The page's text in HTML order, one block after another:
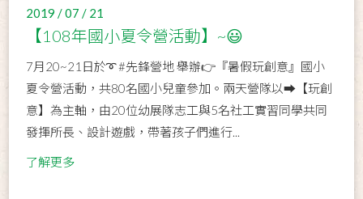
2019 / 07 / 21
【108年國小夏令營活動】~😃
7月20~21日於➰ #先鋒營地 舉辦👉『暑假玩創意』國小
夏令營活動，共80名國小兒童參加。兩天營隊以➡【玩創
意】為主軸，由20位幼展隊志工與5名社工實習同學共同
發揮所長、設計遊戲，帶著孩子們進行...
了解更多